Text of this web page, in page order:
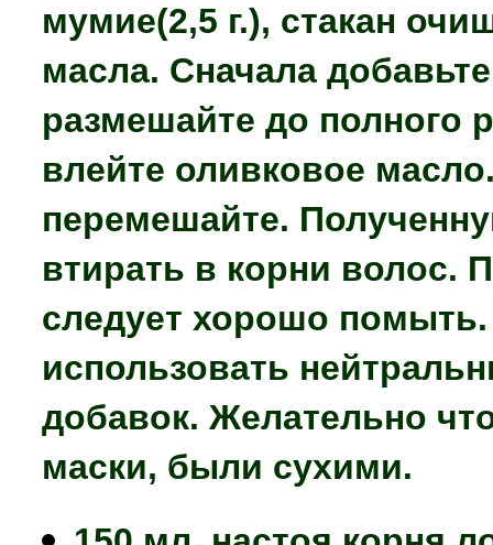
мумие(2,5 г.), стакан
масла. Сначала
размешайте до полного
влейте оливковое
перемешайте.
втирать в корни волос.
следует хорошо
использовать
добавок. Желательно
маски, были сухими.